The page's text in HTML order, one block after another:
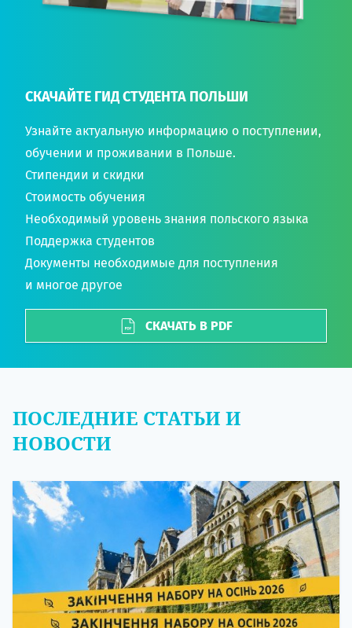
СКАЧАЙТЕ ГИД СТУДЕНТА ПОЛЬШИ
Узнайте актуальную информацию о поступлении,
обучении и проживании в Польше.
Стипендии и скидки
Стоимость обучения
Необходимый уровень знания польского языка
Поддержка студентов
Документы необходимые для поступления
и многое другое
СКАЧАТЬ В PDF
ПОСЛЕДНИЕ СТАТЬИ И
НОВОСТИ